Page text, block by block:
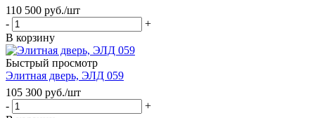
110 500 руб./шт
-
+
В корзину
Быстрый просмотр
Элитная дверь, ЭЛД 059
105 300 руб./шт
-
+